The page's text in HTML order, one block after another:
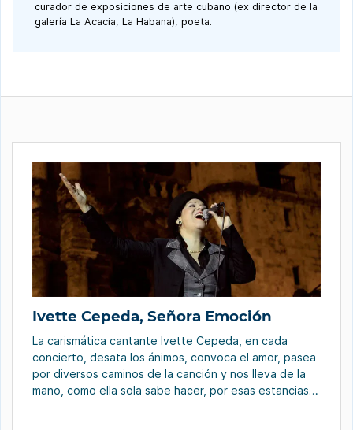
curador de exposiciones de arte cubano (ex director de la
galería La Acacia, La Habana), poeta.
Ivette Cepeda, Señora Emoción
La carismática cantante Ivette Cepeda, en cada
concierto, desata los ánimos, convoca el amor, pasea
por diversos caminos de la canción y nos lleva de la
mano, como ella sola sabe hacer, por esas estancias